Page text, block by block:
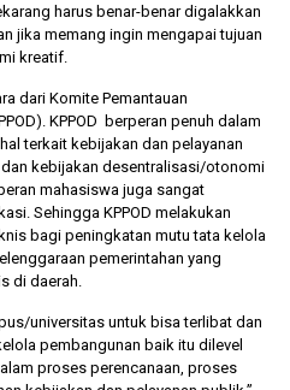
harus benar-benar digalakkan
jika memang ingin mengapai tujuan
kreatif.
dari Komite Pemantauan
KPPOD berperan penuh dalam
terkait kebijakan dan pelayanan
kebijakan desentralisasi/otonomi
mahasiswa juga sangat
Sehingga KPPOD melakukan
bagi peningkatan mutu tata kelola
pemerintahan yang
di daerah.
universitas untuk bisa terlibat dan
pembangunan baik itu dilevel
proses perencanaan, proses